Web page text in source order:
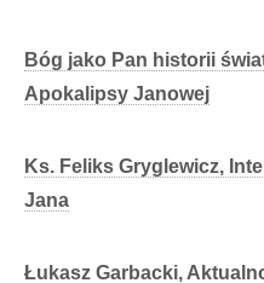
Bóg jako Pan historii
Apokalipsy Janowej
Ks. Feliks Gryglewicz,
Jana
Łukasz Garbacki,